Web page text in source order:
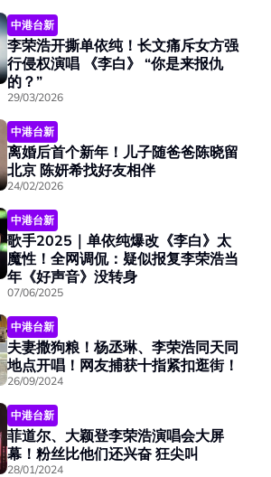
中港台新
李荣浩开撕单依纯！长文痛斥女方强
行侵权演唱 《李白》 “你是来报仇
的？”
29/03/2026
中港台新
离婚后首个新年！儿子随爸爸陈晓留
北京 陈妍希找好友相伴
24/02/2026
中港台新
歌手2025｜单依纯爆改《李白》太
魔性！全网调侃：疑似报复李荣浩当
年《好声音》没转身
07/06/2025
中港台新
夫妻撒狗粮！杨丞琳、李荣浩同天同
地点开唱！网友捕获十指紧扣逛街！
26/09/2024
中港台新
菲道尔、大颖登李荣浩演唱会大屏
幕！粉丝比他们还兴奋 狂尖叫
28/01/2024